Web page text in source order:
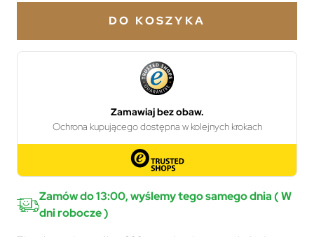
DO KOSZYKA
Zamów do 13:00, wyślemy tego samego dnia ( W
dni robocze )